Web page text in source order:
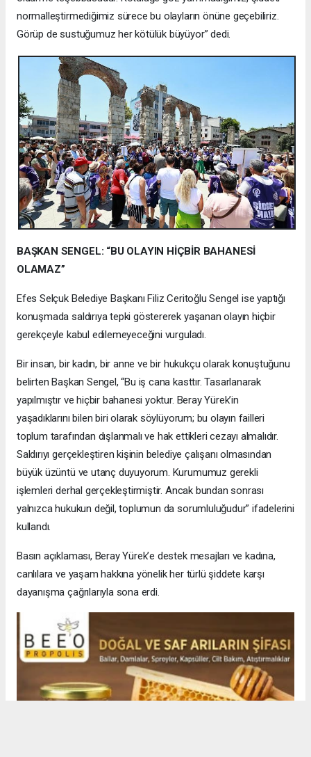
normalleştirmediğimiz sürece bu olayların önüne geçebiliriz.
Görüp de sustuğumuz her kötülük büyüyor” dedi.
BAŞKAN SENGEL: “BU OLAYIN HİÇBİR BAHANESİ
OLAMAZ”
Efes Selçuk Belediye Başkanı Filiz Ceritoğlu Sengel ise yaptığı
konuşmada saldırıya tepki göstererek yaşanan olayın hiçbir
gerekçeyle kabul edilemeyeceğini vurguladı.
Bir insan, bir kadın, bir anne ve bir hukukçu olarak konuştuğunu
belirten Başkan Sengel, “Bu iş cana kasttır. Tasarlanarak
yapılmıştır ve hiçbir bahanesi yoktur. Beray Yürek’in
yaşadıklarını bilen biri olarak söylüyorum; bu olayın failleri
toplum tarafından dışlanmalı ve hak ettikleri cezayı almalıdır.
Saldırıyı gerçekleştiren kişinin belediye çalışanı olmasından
büyük üzüntü ve utanç duyuyorum. Kurumumuz gerekli
işlemleri derhal gerçekleştirmiştir. Ancak bundan sonrası
yalnızca hukukun değil, toplumun da sorumluluğudur” ifadelerini
kullandı.
Basın açıklaması, Beray Yürek’e destek mesajları ve kadına,
canlılara ve yaşam hakkına yönelik her türlü şiddete karşı
dayanışma çağrılarıyla sona erdi.